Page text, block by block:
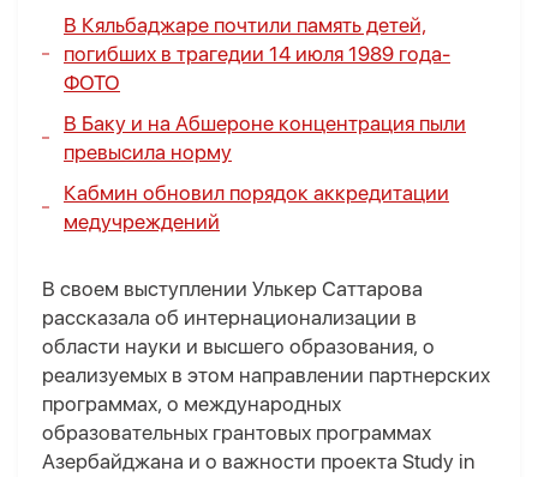
В Кяльбаджаре почтили память детей,
погибших в трагедии 14 июля 1989 года-
ФОТО
В Баку и на Абшероне концентрация пыли
превысила норму
Кабмин обновил порядок аккредитации
медучреждений
В своем выступлении Улькер Саттарова
рассказала об интернационализации в
области науки и высшего образования, о
реализуемых в этом направлении партнерских
программах, о международных
образовательных грантовых программах
Азербайджана и о важности проекта Study in